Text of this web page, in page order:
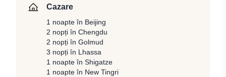
Cazare
1 noapte în Beijing
2 nopți în Chengdu
2 nopți în Golmud
3 nopți în Lhassa
1 noapte în Shigatze
1 noapte în New Tingri